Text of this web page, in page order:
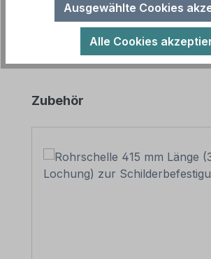
Produktgalerie überspringen
Zubehör
Ausgewählte Cookies
Alle Cookies